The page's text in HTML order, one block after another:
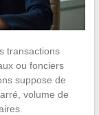
transactions
ou fonciers
suppose de
volume de